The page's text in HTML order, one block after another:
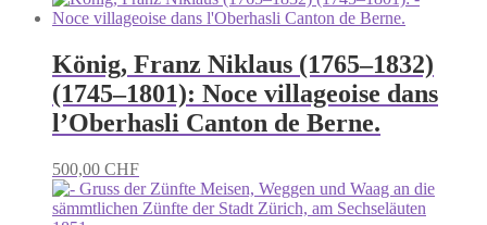
König, Franz Niklaus (1765–1832)
(1745–1801): Noce villageoise dans
l’Oberhasli Canton de Berne.
500,00 CHF